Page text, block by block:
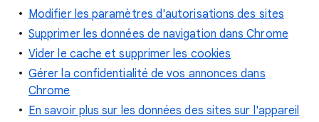
Modifier les paramètres d'autorisations des sites
Supprimer les données de navigation dans Chrome
Vider le cache et supprimer les cookies
Gérer la confidentialité de vos annonces dans
Chrome
En savoir plus sur les données des sites sur l'appareil